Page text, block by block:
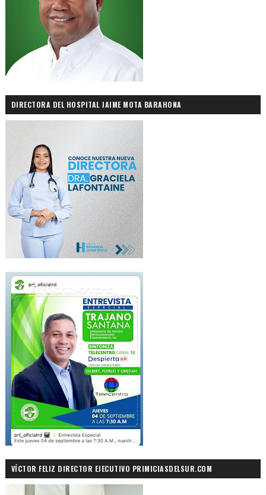
DIRECTORA DEL HOSPITAL JAIME MOTA BARAHONA
VÍCTOR FELIZ DIRECTOR EJECUTIVO PRIMICIASDELSUR.COM